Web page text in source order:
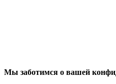
Мы заботимся о вашей